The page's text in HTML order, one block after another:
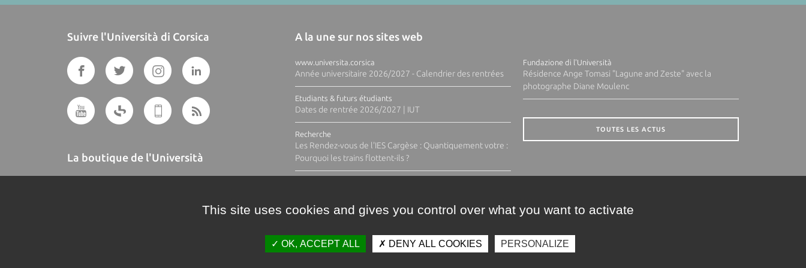
Suivre l'Università di Corsica
La boutique de l'Università
A la une sur nos sites web
www.universita.corsica
Année universitaire 2026/2027 - Calendrier des rentrées
Etudiants & futurs étudiants
Dates de rentrée 2026/2027 | IUT
Recherche
Les Rendez-vous de l'IES Cargèse : Quantiquement votre :
Pourquoi les trains flottent-ils ?
Fundazione di l'Università
Résidence Ange Tomasi "Lagune and Zeste" avec la
photographe Diane Moulenc
TOUTES LES ACTUS
This site uses cookies and gives you control over what you want to activate
OK, ACCEPT ALL DENY ALL COOKIES PERSONALIZE